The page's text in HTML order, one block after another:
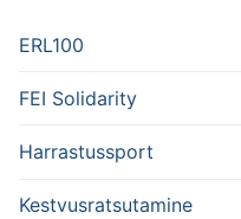
ERL100
FEI Solidarity
Harrastussport
Kestvusratsutamine